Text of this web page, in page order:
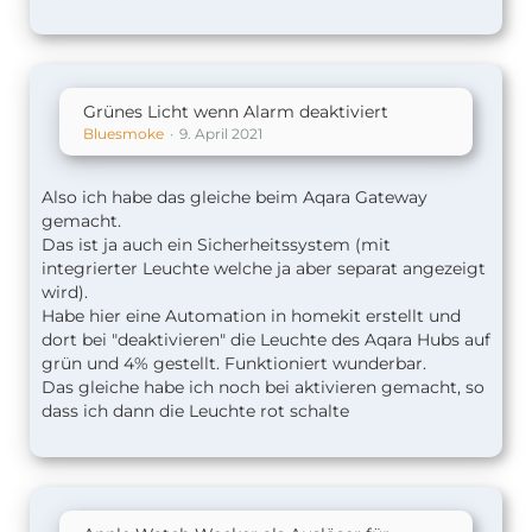
Grünes Licht wenn Alarm deaktiviert
Bluesmoke 9. April 2021
Also ich habe das gleiche beim Aqara Gateway
gemacht.
Das ist ja auch ein Sicherheitssystem (mit
integrierter Leuchte welche ja aber separat angezeigt
wird).
Habe hier eine Automation in homekit erstellt und
dort bei "deaktivieren" die Leuchte des Aqara Hubs auf
grün und 4% gestellt. Funktioniert wunderbar.
Das gleiche habe ich noch bei aktivieren gemacht, so
dass ich dann die Leuchte rot schalte